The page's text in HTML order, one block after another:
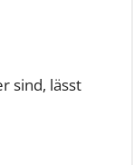
sind, lässt